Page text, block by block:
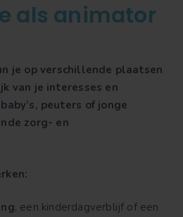
als animator
je op verschillende plaatsen
van je interesses en
peuters of jonge
zorg- en
, een kinderdagverblijf of een